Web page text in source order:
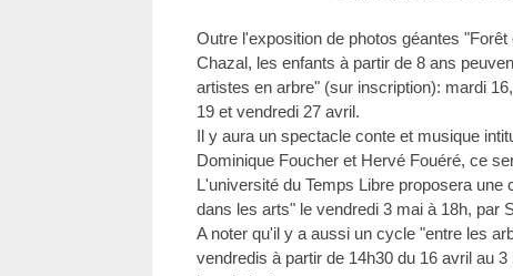
Outre l'exposition de photos géantes
Chazal, les enfants à partir de 8 ans
artistes en arbre" (sur inscription): mardi
19 et vendredi 27 avril.
Il y aura un spectacle conte et musique
Dominique Foucher et Hervé Fouéré, ce
L'université du Temps Libre proposera une
dans les arts" le vendredi 3 mai à 18h, par
A noter qu'il y a aussi un cycle "entre les
vendredis à partir de 14h30 du 16 avril au